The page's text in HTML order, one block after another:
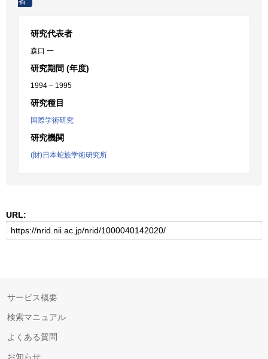
研究代表者
森口 一
研究期間 (年度)
1994 – 1995
研究種目
国際学術研究
研究機関
(財)日本蛇族学術研究所
URL:
サービス概要
検索マニュアル
よくある質問
お知らせ